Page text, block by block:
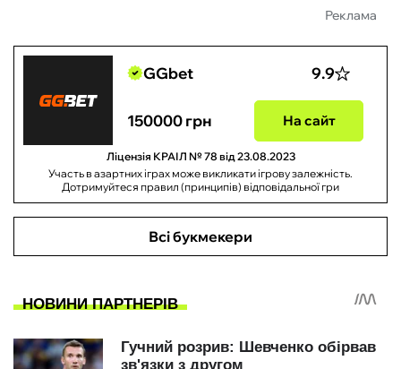
Реклама
GGbet 9.9
150000 грн На сайт
Ліцензія КРАІЛ № 78 від 23.08.2023
Участь в азартних іграх може викликати ігрову залежність.
Дотримуйтеся правил (принципів) відповідальної гри
Всі букмекери